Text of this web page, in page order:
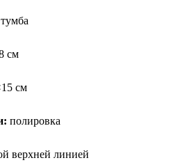
см
см
полировка
верхней линией